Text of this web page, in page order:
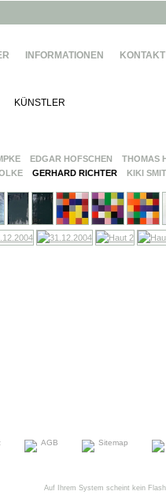
INFORMATIONEN KONTAKT
KÜNSTLER
EDGAR HOFSCHEN
THOMAS
GERHARD RICHTER KIKI
AGB Sitemap
Auf Ihrem System scheint kein